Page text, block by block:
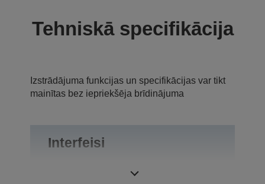
Tehniskā specifikācija
Izstrādājuma funkcijas un specifikācijas var tikt
mainītas bez iepriekšēja brīdinājuma
Interfeisi